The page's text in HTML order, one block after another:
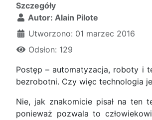
Szczegóły
Autor: Alain Pilote
Utworzono: 01 marzec 2016
Odsłon: 129
Postęp – automatyzacja, roboty i
bezrobotni. Czy więc technologia
Nie, jak znakomicie pisał na ten
ponieważ pozwala to